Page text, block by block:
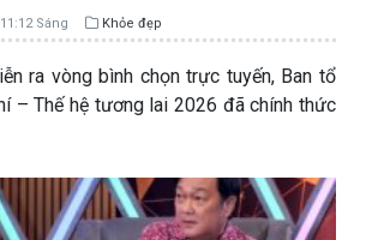
Sáng Khỏe đẹp
ra vòng bình chọn trực tuyến, Ban tổ
– Thế hệ tương lai 2026 đã chính thức